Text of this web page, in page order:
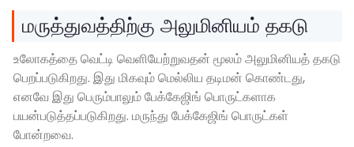
மருத்துவத்திற்கு அலுமினியம் தகடு
உலோகத்தை வெட்டி வெளியேற்றுவதன் மூலம் அலுமினியத் தகடு
பெறப்படுகிறது. இது மிகவும் மெல்லிய தடிமன் கொண்டது,
எனவே இது பெரும்பாலும் பேக்கேஜிங் பொருட்களாக
பயன்படுத்தப்படுகிறது. மருந்து பேக்கேஜிங் பொருட்கள்
போன்றவை.